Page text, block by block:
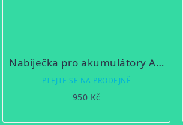
Nabíječka pro akumulátory APS2/APS3
PTEJTE SE NA PRODEJNĚ
950 Kč